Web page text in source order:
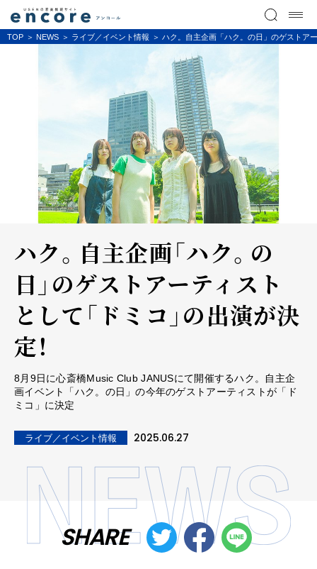
TOP NEWS ライブ／イベント情報 ハク。自主企画「ハク。の日」のゲストア
ハク。自主企画「ハク。の
日」のゲストアーティスト
として「ドミコ」の出演が決
定！
8月9日に心斎橋Music Club JANUSにて開催するハク。自主企
画イベント「ハク。の日」の今年のゲストアーティストが「ド
ミコ」に決定
ライブ／イベント情報 2025.06.27
SHARE